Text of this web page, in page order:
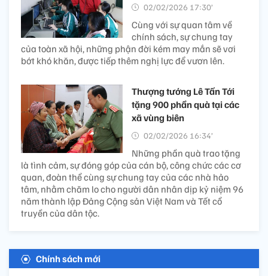
02/02/2026 17:30’
Cùng với sự quan tâm về
chính sách, sự chung tay
của toàn xã hội, những phận đời kém may mắn sẽ vơi
bớt khó khăn, được tiếp thêm nghị lực để vươn lên.
Thượng tướng Lê Tấn Tới
tặng 900 phần quà tại các
xã vùng biên
02/02/2026 16:34’
Những phần quà trao tặng
là tình cảm, sự đóng góp của cán bộ, công chức các cơ
quan, đoàn thể cùng sự chung tay của các nhà hảo
tâm, nhằm chăm lo cho người dân nhân dịp kỷ niệm 96
năm thành lập Đảng Cộng sản Việt Nam và Tết cổ
truyền của dân tộc.
Chính sách mới